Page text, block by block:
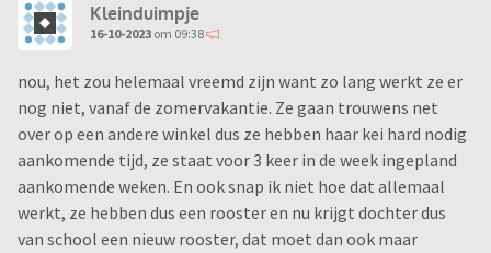
Kleinduimpje
16-10-2023 om 09:38
nou, het zou helemaal vreemd zijn want zo lang werkt ze er
nog niet, vanaf de zomervakantie. Ze gaan trouwens net
over op een andere winkel dus ze hebben haar kei hard nodig
aankomende tijd, ze staat voor 3 keer in de week ingepland
aankomende weken. En ook snap ik niet hoe dat allemaal
werkt, ze hebben dus een rooster en nu krijgt dochter dus
van school een nieuw rooster, dat moet dan ook maar